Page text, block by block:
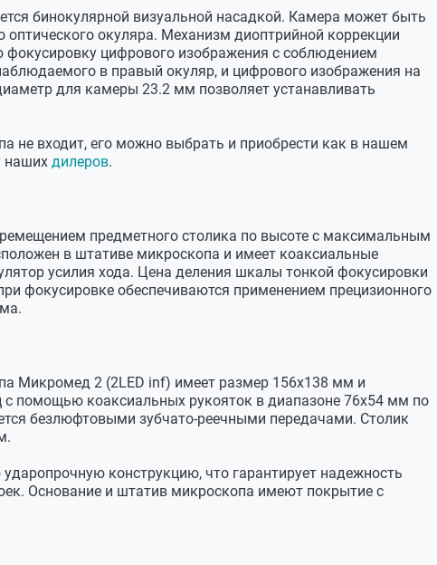
бинокулярной визуальной насадкой. Камера может быть
окуляра. Механизм диоптрийной коррекции
фокусировку цифрового изображения с соблюдением
в правый окуляр, и цифрового изображения на
для камеры 23.2 мм позволяет устанавливать
не входит, его можно выбрать и приобрести как в нашем
наших дилеров.
предметного столика по высоте с максимальным
в штативе микроскопа и имеет коаксиальные
усилия хода. Цена деления шкалы тонкой фокусировки
фокусировке обеспечиваются применением прецизионного
Микромед 2 (2LED inf) имеет размер 156х138 мм и
с помощью коаксиальных рукояток в диапазоне 76x54 мм по
безлюфтовыми зубчато-реечными передачами. Столик
конструкцию, что гарантирует надежность
Основание и штатив микроскопа имеют покрытие с
для слайдера темного поля и фазового контраста
регулируемая ирисовая
18 мм
есть
10х, 20х, 40х, 100х
N.А.= 1,25-1,36